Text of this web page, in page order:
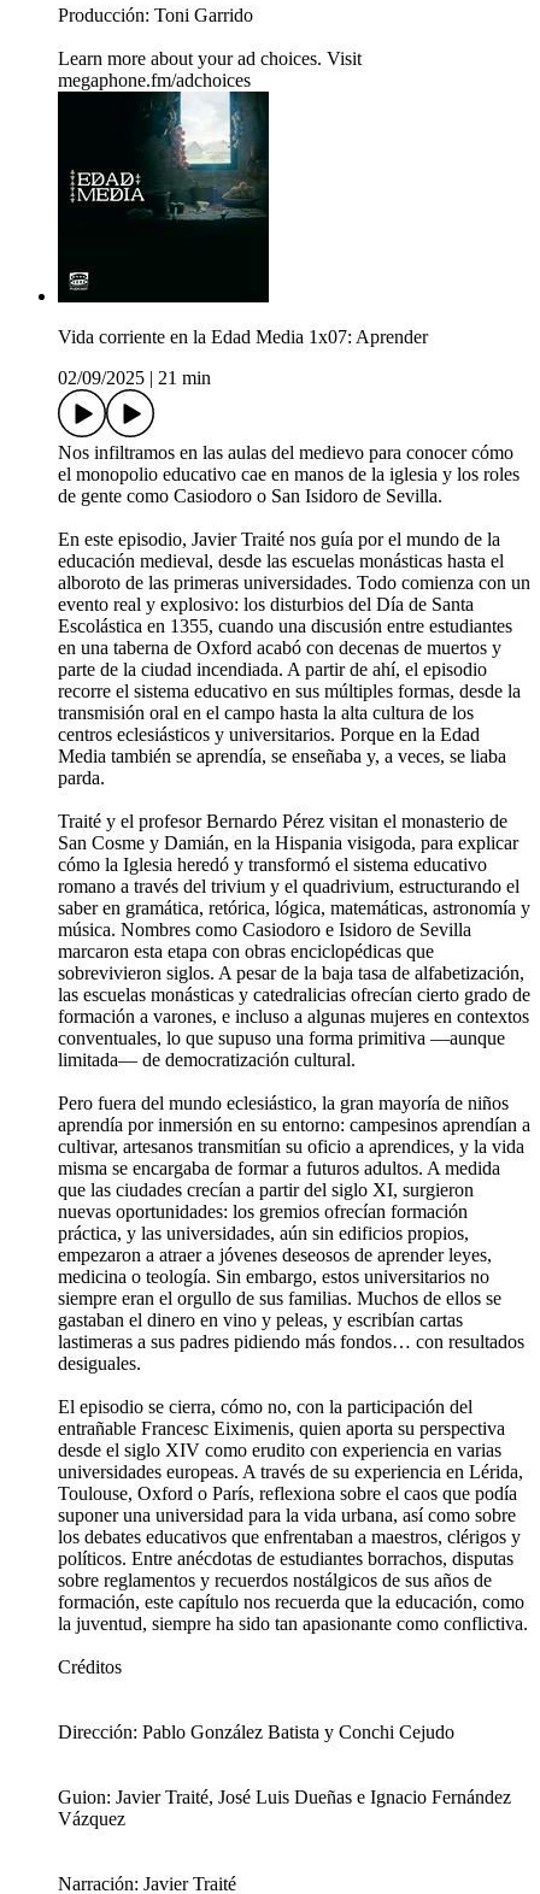
Producción: Toni Garrido
Learn more about your ad choices. Visit
megaphone.fm/adchoices
Vida corriente en la Edad Media 1x07: Aprender
02/09/2025
21 min
Nos infiltramos en las aulas del medievo para conocer cómo
el monopolio educativo cae en manos de la iglesia y los roles
de gente como Casiodoro o San Isidoro de Sevilla.
En este episodio, Javier Traité nos guía por el mundo de la
educación medieval, desde las escuelas monásticas hasta el
alboroto de las primeras universidades. Todo comienza con un
evento real y explosivo: los disturbios del Día de Santa
Escolástica en 1355, cuando una discusión entre estudiantes
en una taberna de Oxford acabó con decenas de muertos y
parte de la ciudad incendiada. A partir de ahí, el episodio
recorre el sistema educativo en sus múltiples formas, desde la
transmisión oral en el campo hasta la alta cultura de los
centros eclesiásticos y universitarios. Porque en la Edad
Media también se aprendía, se enseñaba y, a veces, se liaba
parda.
Traité y el profesor Bernardo Pérez visitan el monasterio de
San Cosme y Damián, en la Hispania visigoda, para explicar
cómo la Iglesia heredó y transformó el sistema educativo
romano a través del trivium y el quadrivium, estructurando el
saber en gramática, retórica, lógica, matemáticas, astronomía y
música. Nombres como Casiodoro e Isidoro de Sevilla
marcaron esta etapa con obras enciclopédicas que
sobrevivieron siglos. A pesar de la baja tasa de alfabetización,
las escuelas monásticas y catedralicias ofrecían cierto grado de
formación a varones, e incluso a algunas mujeres en contextos
conventuales, lo que supuso una forma primitiva —aunque
limitada— de democratización cultural.
Pero fuera del mundo eclesiástico, la gran mayoría de niños
aprendía por inmersión en su entorno: campesinos aprendían a
cultivar, artesanos transmitían su oficio a aprendices, y la vida
misma se encargaba de formar a futuros adultos. A medida
que las ciudades crecían a partir del siglo XI, surgieron
nuevas oportunidades: los gremios ofrecían formación
práctica, y las universidades, aún sin edificios propios,
empezaron a atraer a jóvenes deseosos de aprender leyes,
medicina o teología. Sin embargo, estos universitarios no
siempre eran el orgullo de sus familias. Muchos de ellos se
gastaban el dinero en vino y peleas, y escribían cartas
lastimeras a sus padres pidiendo más fondos… con resultados
desiguales.
El episodio se cierra, cómo no, con la participación del
entrañable Francesc Eiximenis, quien aporta su perspectiva
desde el siglo XIV como erudito con experiencia en varias
universidades europeas. A través de su experiencia en Lérida,
Toulouse, Oxford o París, reflexiona sobre el caos que podía
suponer una universidad para la vida urbana, así como sobre
los debates educativos que enfrentaban a maestros, clérigos y
políticos. Entre anécdotas de estudiantes borrachos, disputas
sobre reglamentos y recuerdos nostálgicos de sus años de
formación, este capítulo nos recuerda que la educación, como
la juventud, siempre ha sido tan apasionante como conflictiva.
Créditos
Dirección: Pablo González Batista y Conchi Cejudo
Guion: Javier Traité, José Luis Dueñas e Ignacio Fernández
Vázquez
Narración: Javier Traité